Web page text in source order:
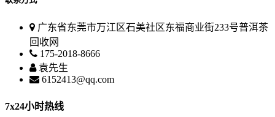
广东省东莞市万江区石美社区东福商业街233号普洱茶
回收网
175-2018-8666
袁先生
6152413@qq.com
7x24小时热线